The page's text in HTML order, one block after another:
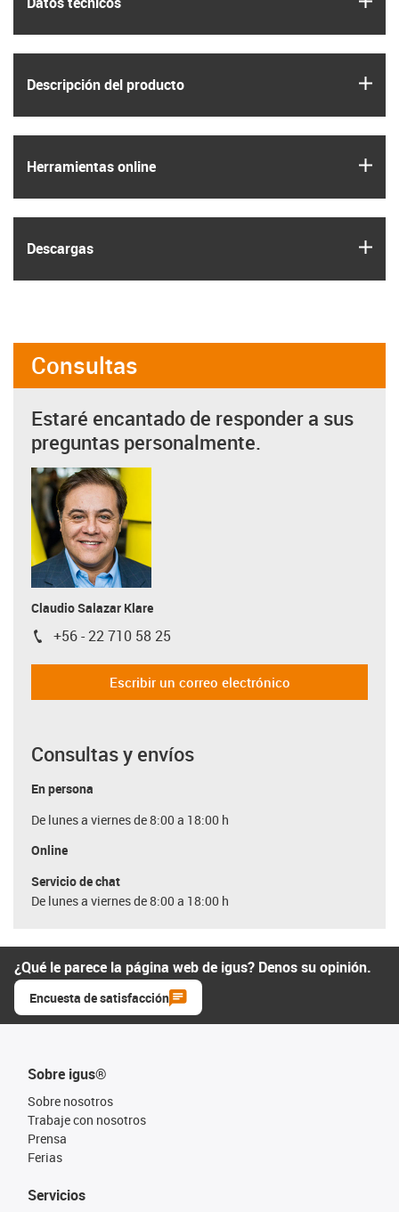
Descripción del producto
Herramientas online
Descargas
Consultas
Estaré encantado de responder a sus
preguntas personalmente.
Claudio Salazar Klare
igus-icon-phone
+56 - 22 710 58 25
Escribir un correo electrónico
Consultas y envíos
En persona
De lunes a viernes de 8:00 a 18:00 h
Online
Servicio de chat
De lunes a viernes de 8:00 a 18:00 h
¿Qué le parece la página web de igus? Denos su opinión.
Encuesta de satisfacción
Sobre igus®
Sobre nosotros
Trabaje con nosotros
Prensa
Ferias
Servicios